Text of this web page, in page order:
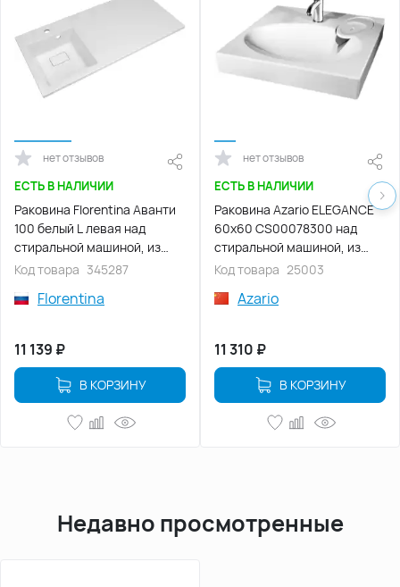
нет отзывов
ЕСТЬ В НАЛИЧИИ
Раковина Florentina Аванти
100 белый L левая над
стиральной машиной, из
литьевого мрамора, Белая
Код товара 345287
Florentina
11 139 ₽
В КОРЗИНУ
нет отзывов
ЕСТЬ В НАЛИЧИИ
Раковина Azario ELEGANCE
60х60 CS00078300 над
стиральной машиной, из
литьевого мрамора, Белая
Код товара 25003
Azario
11 310 ₽
В КОРЗИНУ
Недавно просмотренные